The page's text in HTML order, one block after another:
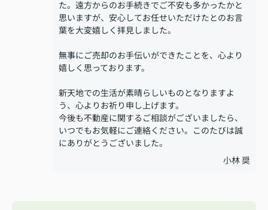
た。遠方からのお手続きでご不安も多かったかと
思いますが、安心してお任せいただけたとのお言
葉を大変嬉しく拝見しました。
無事にご売却のお手伝いができたことを、心より
嬉しく思っております。
新天地での生活が素晴らしいものとなりますよ
う、心よりお祈り申し上げます。
今後も不動産に関するご相談がございましたら、
いつでもお気軽にご連絡ください。このたびは誠
にありがとうございました。
小林 奨